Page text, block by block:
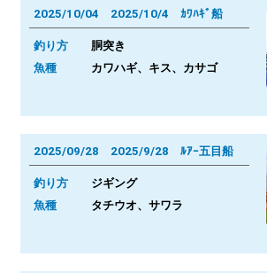
2025/10/04 2025/10/4 ｶﾜﾊｷﾞ船
釣り方 胴突き
魚種 カワハギ、キス、カサゴ
2025/09/28 2025/9/28 ﾙｱｰ五目船
釣り方 ジギング
魚種 タチウオ、サワラ